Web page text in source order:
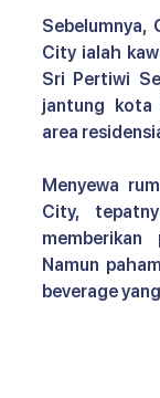
Sebelumnya,
City ialah
Sri Pertiwi
jantung kota
area
Menyewa
City,
memberikan
Namun
beverage